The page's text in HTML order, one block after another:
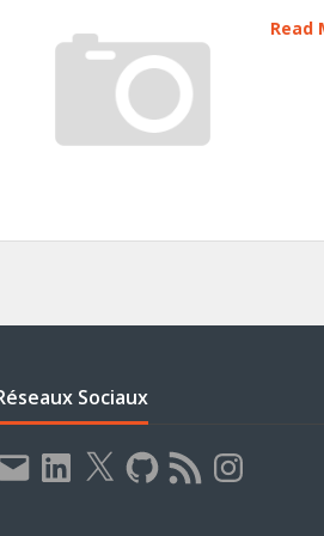
Read
Sociaux
mail
LinkedIn
X GitHubFlux
RSS
Instagram